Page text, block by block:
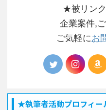
★被リン
企業案件,
ご気軽にお
★執筆者活動プロフィー